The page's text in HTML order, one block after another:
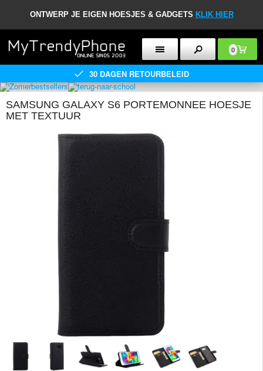
ONTWERP JE EIGEN HOESJES & GADGETS KLIK HIER
0
30 DAGEN RETOURBELEID
SAMSUNG GALAXY S6 PORTEMONNEE HOESJE
MET TEXTUUR